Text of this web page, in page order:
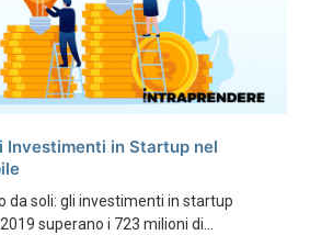
Investimenti in Startup nel
da soli: gli investimenti in startup
superano i 723 milioni di...